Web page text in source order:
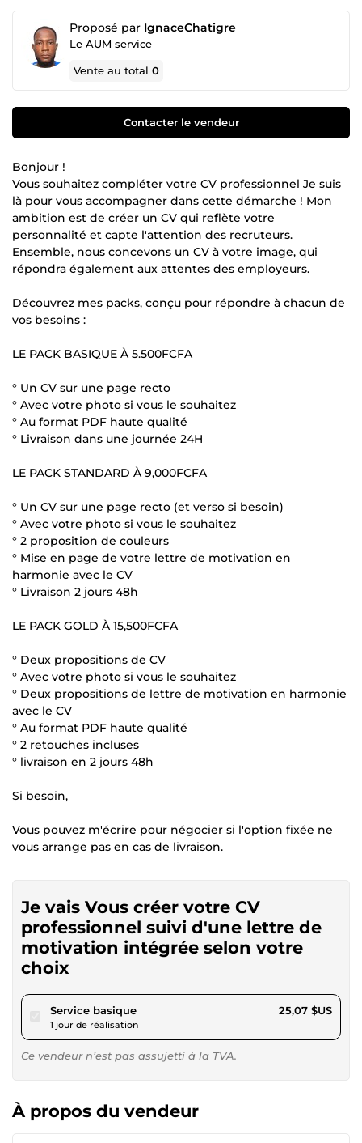
Proposé par IgnaceChatigre
Le AUM service
Vente au total0
Contacter le vendeur
Bonjour !
Vous souhaitez compléter votre CV professionnel Je suis
là pour vous accompagner dans cette démarche ! Mon
ambition est de créer un CV qui reflète votre
personnalité et capte l'attention des recruteurs.
Ensemble, nous concevons un CV à votre image, qui
répondra également aux attentes des employeurs.
Découvrez mes packs, conçu pour répondre à chacun de
vos besoins :
LE PACK BASIQUE À 5.500FCFA
° Un CV sur une page recto
° Avec votre photo si vous le souhaitez
° Au format PDF haute qualité
° Livraison dans une journée 24H
LE PACK STANDARD À 9,000FCFA
° Un CV sur une page recto (et verso si besoin)
° Avec votre photo si vous le souhaitez
° 2 proposition de couleurs
° Mise en page de votre lettre de motivation en
harmonie avec le CV
° Livraison 2 jours 48h
LE PACK GOLD À 15,500FCFA
° Deux propositions de CV
° Avec votre photo si vous le souhaitez
° Deux propositions de lettre de motivation en harmonie
avec le CV
° Au format PDF haute qualité
° 2 retouches incluses
° livraison en 2 jours 48h
Si besoin,
Vous pouvez m'écrire pour négocier si l'option fixée ne
vous arrange pas en cas de livraison.
Je vais Vous créer votre CV
professionnel suivi d'une lettre de
motivation intégrée selon votre
choix
Service basiquepour 23,11 $US
1 jour de réalisation
25,07 $US
Ce vendeur n’est pas assujetti à la TVA.
À propos du vendeur